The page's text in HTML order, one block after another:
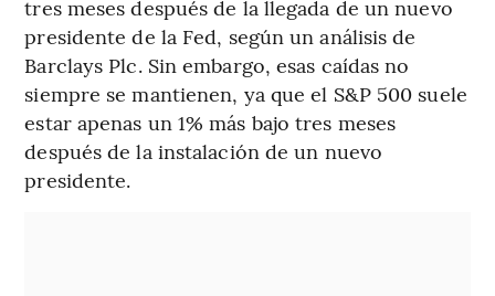
tres meses después de la llegada de un nuevo
presidente de la Fed, según un análisis de
Barclays Plc. Sin embargo, esas caídas no
siempre se mantienen, ya que el S&P 500 suele
estar apenas un 1% más bajo tres meses
después de la instalación de un nuevo
presidente.